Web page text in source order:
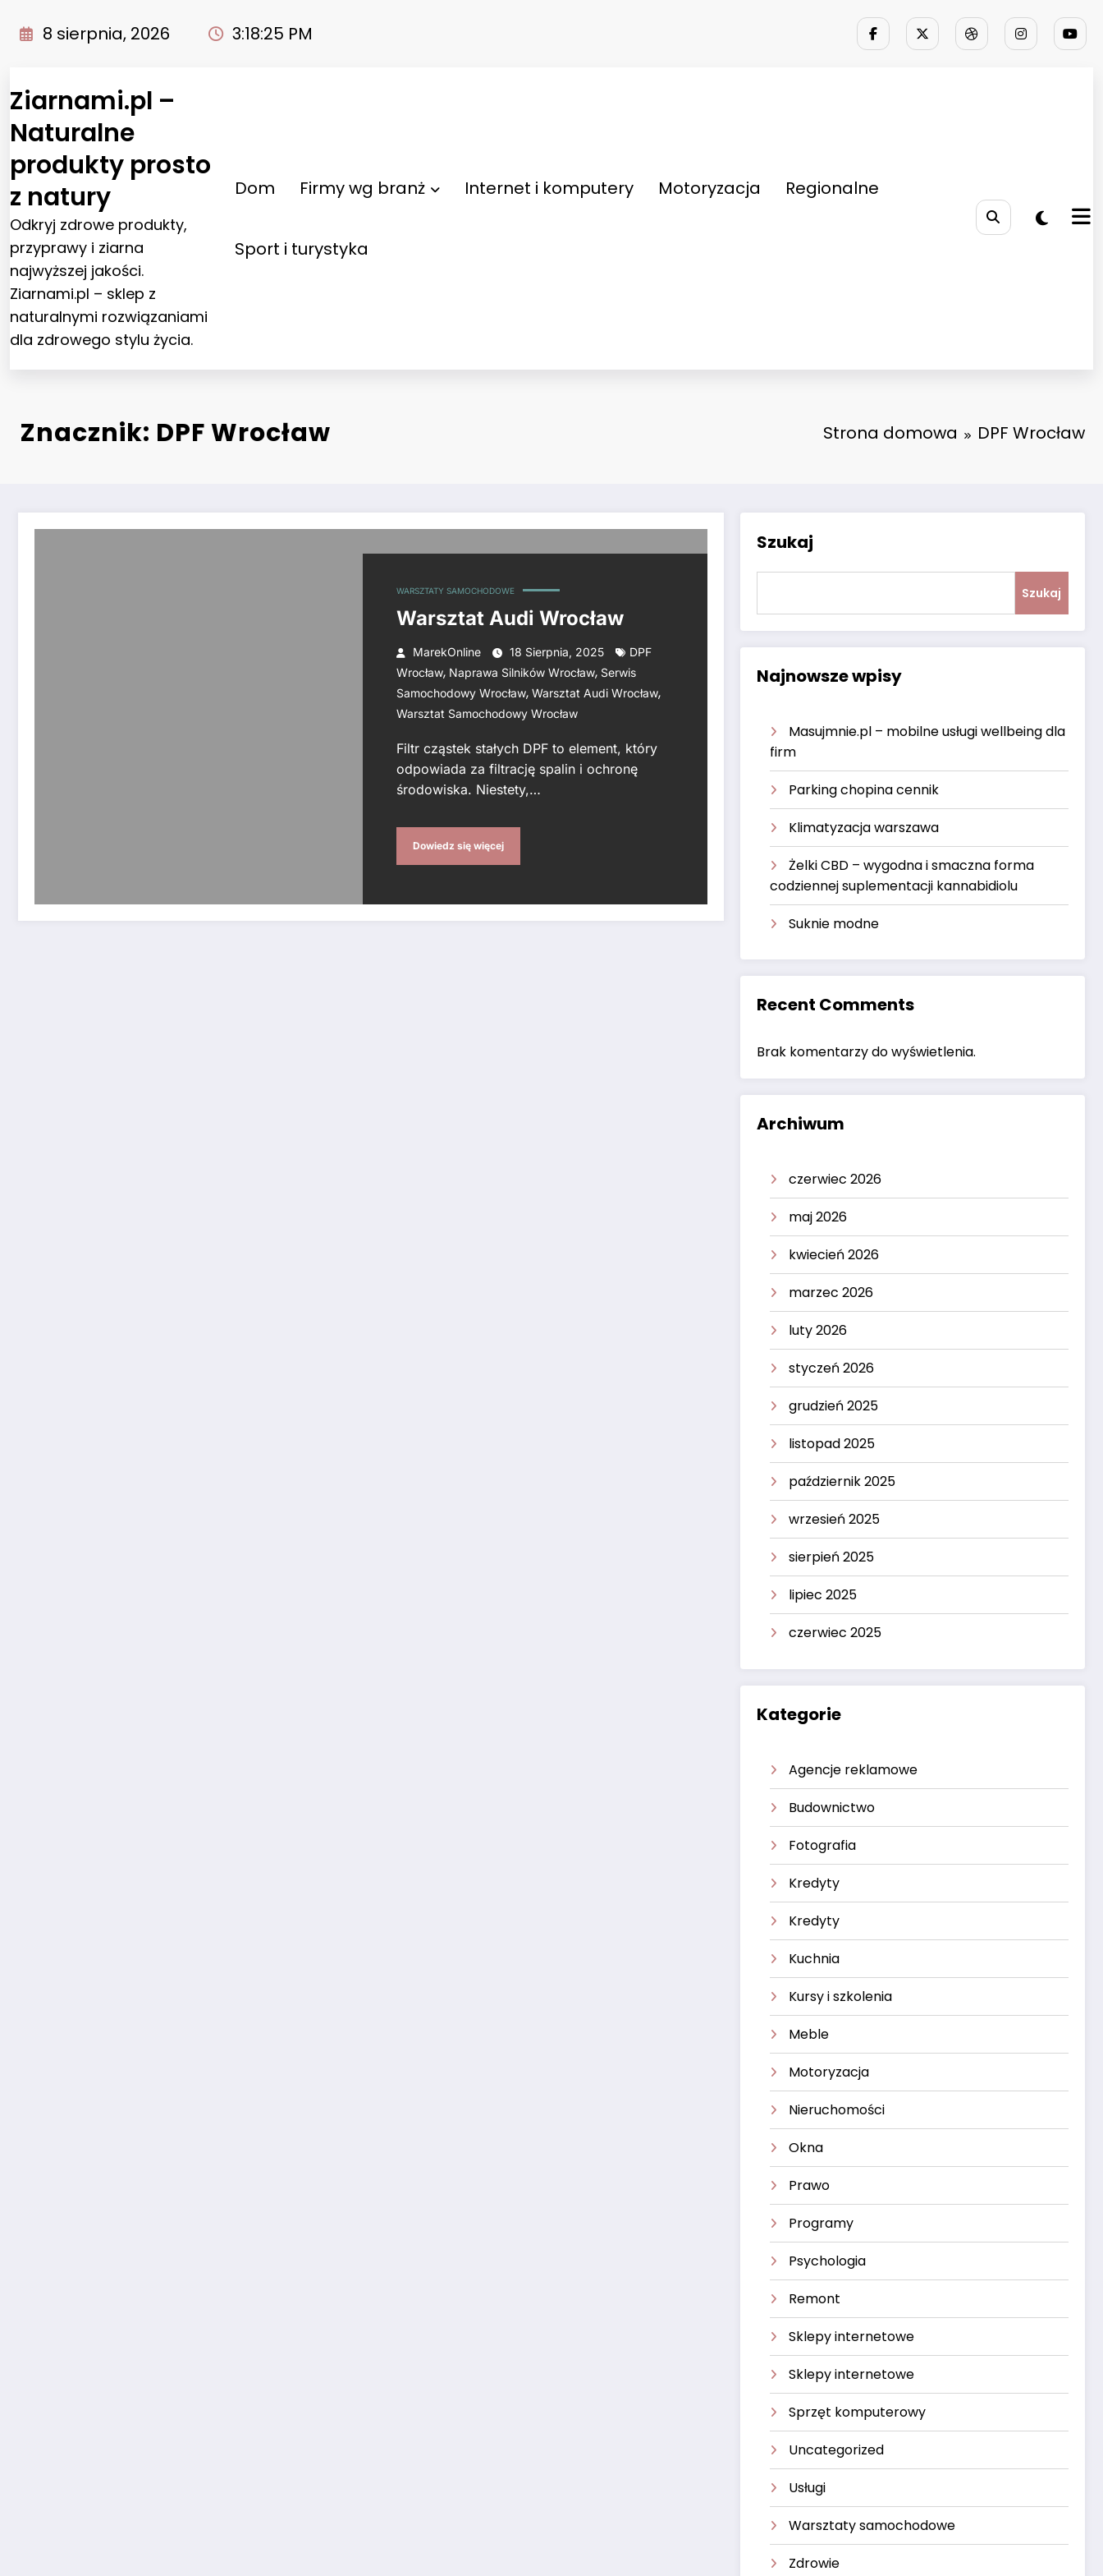
8 sierpnia, 2026 3:18:25 PM
Ziarnami.pl –
Naturalne
produkty prosto
z natury
Odkryj zdrowe produkty,
przyprawy i ziarna
najwyższej jakości.
Ziarnami.pl – sklep z
naturalnymi rozwiązaniami
dla zdrowego stylu życia.
Dom Firmy wg branż Internet i komputery Motoryzacja Regionalne
Sport i turystyka
Znacznik: DPF Wrocław Strona domowa DPF Wrocław
WARSZTATY SAMOCHODOWE
Warsztat Audi Wrocław
MarekOnline 18 Sierpnia, 2025
DPF
Wrocław, Naprawa Silników Wrocław, Serwis
Samochodowy Wrocław, Warsztat Audi Wrocław,
Warsztat Samochodowy Wrocław
Filtr cząstek stałych DPF to element, który
odpowiada za filtrację spalin i ochronę
środowiska. Niestety,…
Dowiedz się więcej
Szukaj
Szukaj
Najnowsze wpisy
Masujmnie.pl – mobilne usługi wellbeing dla
firm
Parking chopina cennik
Klimatyzacja warszawa
Żelki CBD – wygodna i smaczna forma
codziennej suplementacji kannabidiolu
Suknie modne
Recent Comments
Brak komentarzy do wyświetlenia.
Archiwum
czerwiec 2026
maj 2026
kwiecień 2026
marzec 2026
luty 2026
styczeń 2026
grudzień 2025
listopad 2025
październik 2025
wrzesień 2025
sierpień 2025
lipiec 2025
czerwiec 2025
Kategorie
Agencje reklamowe
Budownictwo
Fotografia
Kredyty
Kredyty
Kuchnia
Kursy i szkolenia
Meble
Motoryzacja
Nieruchomości
Okna
Prawo
Programy
Psychologia
Remont
Sklepy internetowe
Sklepy internetowe
Sprzęt komputerowy
Uncategorized
Usługi
Warsztaty samochodowe
Zdrowie